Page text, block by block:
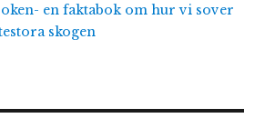
en faktabok om hur vi sover
skogen